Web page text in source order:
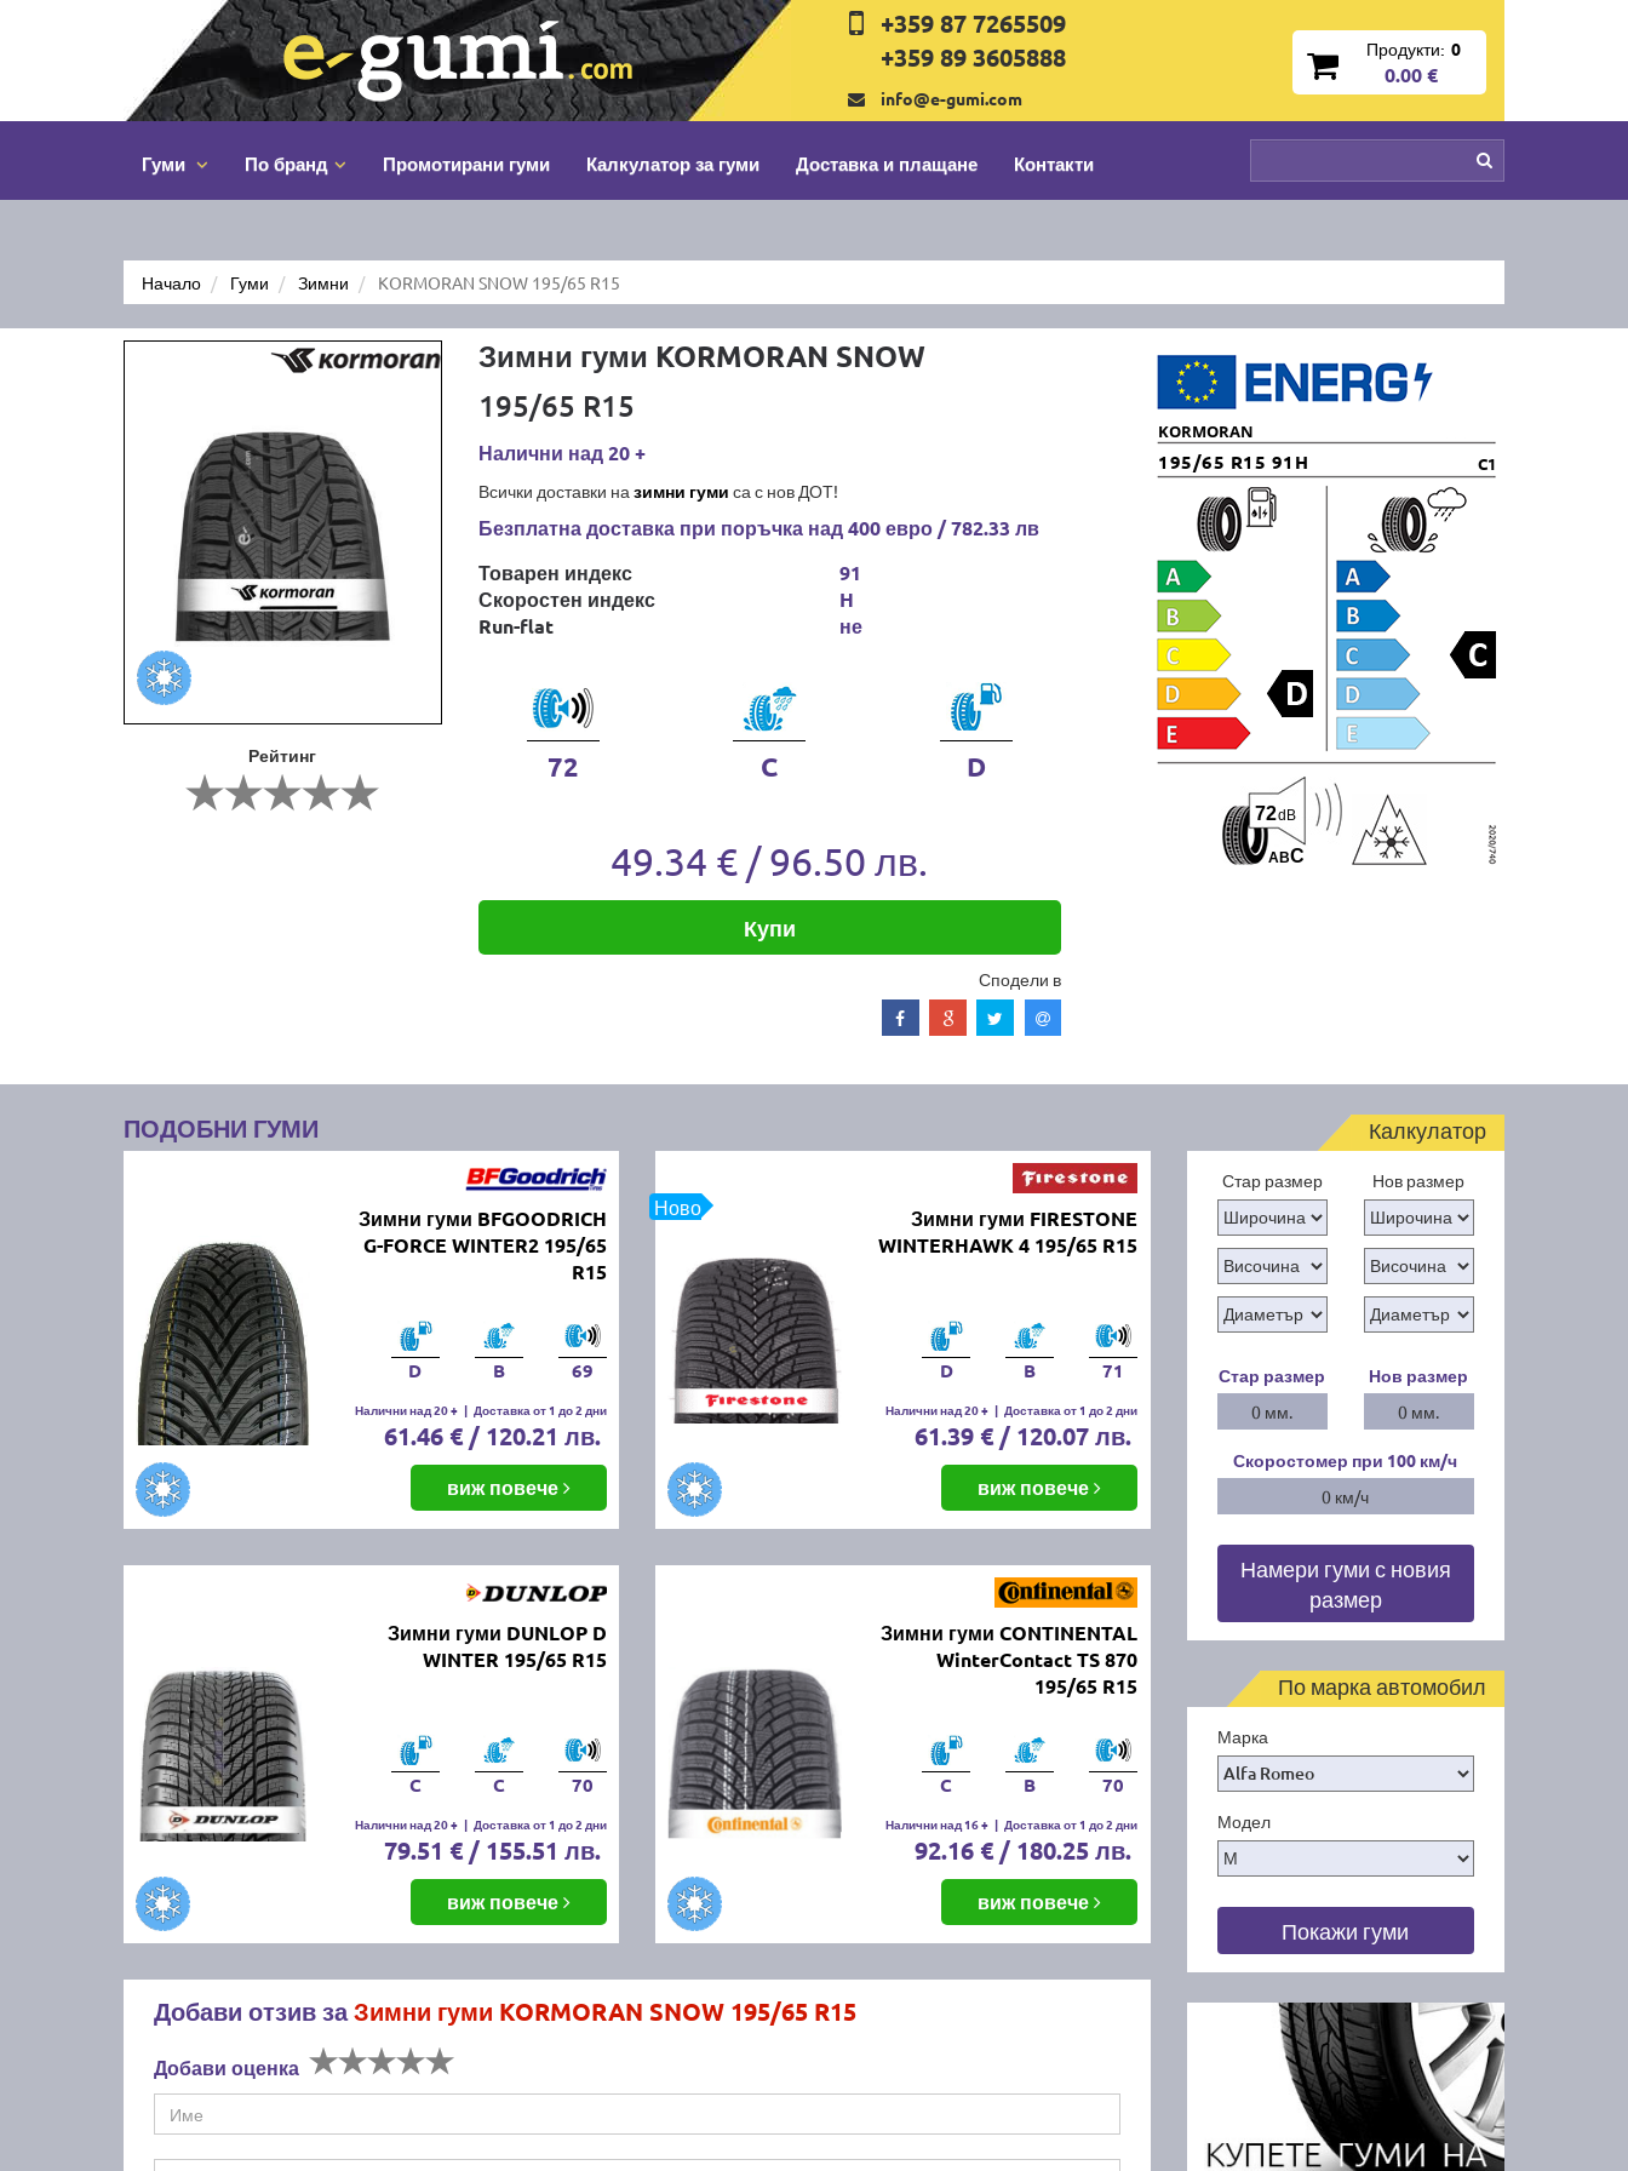
+359 87 7265509
+359 89 3605888
info@e-gumi.com
Продукти: 0
0.00 €
Гуми По бранд Промотирани гуми Калкулатор за гуми Доставка и плащане Контакти
Начало Гуми Зимни KORMORAN SNOW 195/65 R15
Рейтинг
Зимни гуми KORMORAN SNOW
195/65 R15
Налични над 20 +
Всички доставки на зимни гуми са с нов ДОТ!
Безплатна доставка при поръчка над 400 евро / 782.33 лв
Товарен индекс
Скоростен индекс
Run-flat
91
H
не
72 C D
49.34 € / 96.50 лв.
Купи
Сподели в
KORMORAN
195/65 R15 91H C1
A BC
72dB
ПОДОБНИ ГУМИ
Зимни гуми BFGOODRICH
G-FORCE WINTER2 195/65
R15
D B 69
Налични над 20 + | Доставка от 1 до 2 дни
61.46 € / 120.21 лв.
виж повече
Ново
Зимни гуми FIRESTONE
WINTERHAWK 4 195/65 R15
D B 71
Налични над 20 + | Доставка от 1 до 2 дни
61.39 € / 120.07 лв.
виж повече
Зимни гуми DUNLOP D
WINTER 195/65 R15
C C 70
Налични над 20 + | Доставка от 1 до 2 дни
79.51 € / 155.51 лв.
виж повече
Зимни гуми CONTINENTAL
WinterContact TS 870
195/65 R15
C B 70
Налични над 16 + | Доставка от 1 до 2 дни
92.16 € / 180.25 лв.
виж повече
Добави отзив заЗимни гуми KORMORAN SNOW 195/65 R15
Добави оценка
Калкулатор
Стар размер Нов размер
Стар размер
0 мм.
Нов размер
0 мм.
Скоростомер при 100 км/ч
0 км/ч
Намери гуми с новия
размер
По марка автомобил
Марка
Модел
Покажи гуми